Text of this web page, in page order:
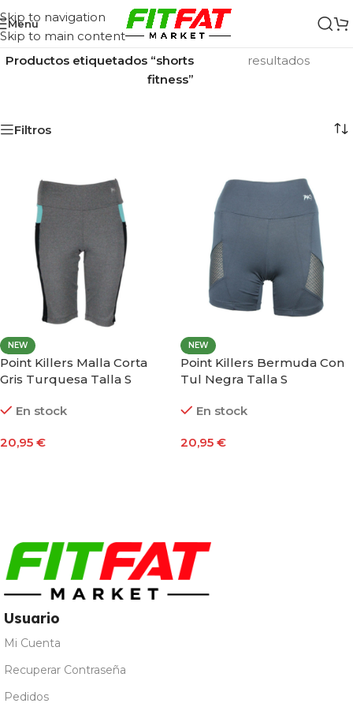
Skip to navigation
Skip to main content
Menu
Inicio/
Productos etiquetados “shorts
fitness”
resultados
Filtros
NEW
Point Killers Malla Corta
Gris Turquesa Talla S
En stock
20,95 €
NEW
Point Killers Bermuda Con
Tul Negra Talla S
En stock
20,95 €
Usuario
Mi Cuenta
Recuperar Contraseña
Pedidos